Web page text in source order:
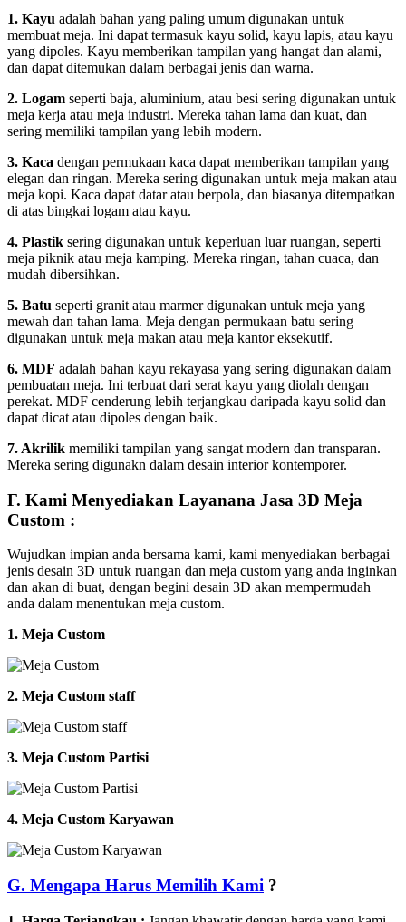
1. Kayu adalah bahan yang paling umum digunakan untuk
membuat meja. Ini dapat termasuk kayu solid, kayu lapis, atau kayu
yang dipoles. Kayu memberikan tampilan yang hangat dan alami,
dan dapat ditemukan dalam berbagai jenis dan warna.
2. Logam seperti baja, aluminium, atau besi sering digunakan untuk
meja kerja atau meja industri. Mereka tahan lama dan kuat, dan
sering memiliki tampilan yang lebih modern.
3. Kaca dengan permukaan kaca dapat memberikan tampilan yang
elegan dan ringan. Mereka sering digunakan untuk meja makan atau
meja kopi. Kaca dapat datar atau berpola, dan biasanya ditempatkan
di atas bingkai logam atau kayu.
4. Plastik sering digunakan untuk keperluan luar ruangan, seperti
meja piknik atau meja kamping. Mereka ringan, tahan cuaca, dan
mudah dibersihkan.
5. Batu seperti granit atau marmer digunakan untuk meja yang
mewah dan tahan lama. Meja dengan permukaan batu sering
digunakan untuk meja makan atau meja kantor eksekutif.
6. MDF adalah bahan kayu rekayasa yang sering digunakan dalam
pembuatan meja. Ini terbuat dari serat kayu yang diolah dengan
perekat. MDF cenderung lebih terjangkau daripada kayu solid dan
dapat dicat atau dipoles dengan baik.
7. Akrilik memiliki tampilan yang sangat modern dan transparan.
Mereka sering digunakn dalam desain interior kontemporer.
F. Kami Menyediakan Layanana Jasa 3D Meja
Custom :
Wujudkan impian anda bersama kami, kami menyediakan berbagai
jenis desain 3D untuk ruangan dan meja custom yang anda inginkan
dan akan di buat, dengan begini desain 3D akan mempermudah
anda dalam menentukan meja custom.
1. Meja Custom
2. Meja Custom staff
3. Meja Custom Partisi
4. Meja Custom Karyawan
G. Mengapa Harus Memilih Kami ?